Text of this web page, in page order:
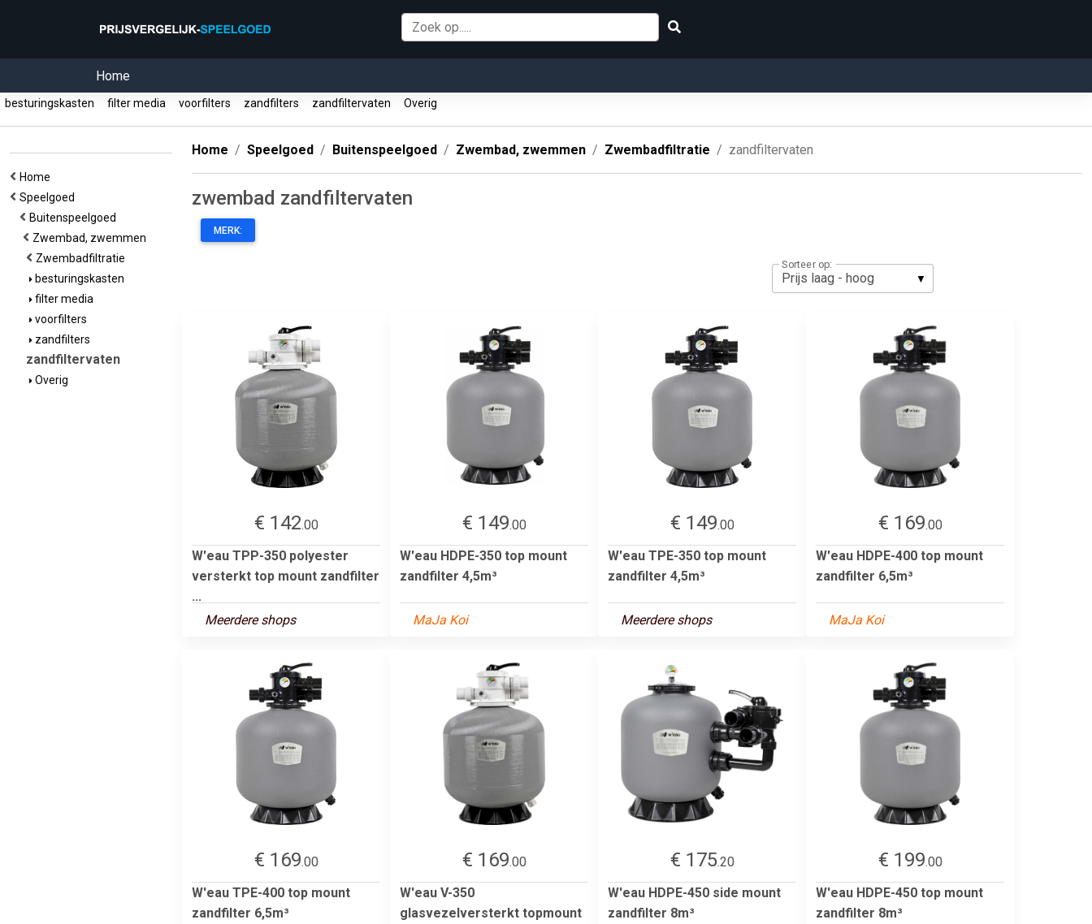
Home
besturingskasten filter media voorfilters zandfilters zandfiltervaten Overig
Home
Speelgoed
Buitenspeelgoed
Zwembad, zwemmen
Zwembadfiltratie
besturingskasten
filter media
voorfilters
zandfilters
zandfiltervaten
Overig
Home Speelgoed Buitenspeelgoed Zwembad, zwemmen Zwembadfiltratie zandfiltervaten
zwembad zandfiltervaten
MERK:
Sorteer op:
€ 142.00
W'eau TPP-350 polyester
versterkt top mount zandfilter
...
Meerdere shops
€ 149.00
W'eau HDPE-350 top mount
zandfilter 4,5m³
MaJa Koi
€ 149.00
W'eau TPE-350 top mount
zandfilter 4,5m³
Meerdere shops
€ 169.00
W'eau HDPE-400 top mount
zandfilter 6,5m³
MaJa Koi
€ 169.00
W'eau TPE-400 top mount
zandfilter 6,5m³
€ 169.00
W'eau V-350
glasvezelversterkt topmount
€ 175.20
W'eau HDPE-450 side mount
zandfilter 8m³
€ 199.00
W'eau HDPE-450 top mount
zandfilter 8m³